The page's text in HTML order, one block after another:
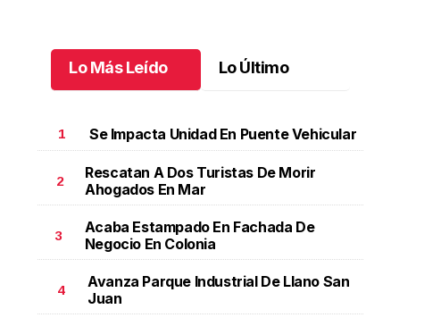
Celebran 3.ª Carrera Lucha Contra el Cáncer de Mama
Celebran 3.ª Carrera Lucha Contra el Cáncer de
Mama
Octubre 06 l
Lo Más Leído Lo Último
1 Se Impacta Unidad En Puente Vehicular
2
Rescatan A Dos Turistas De Morir
Ahogados En Mar
3
Acaba Estampado En Fachada De
Negocio En Colonia
4
Avanza Parque Industrial De Llano San
Juan